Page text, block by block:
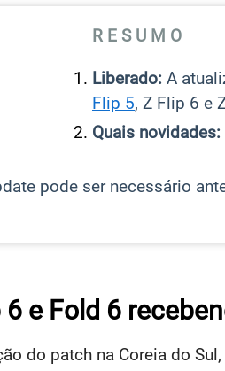
R E S U M O
Liberado: A
Flip 5, Z Flip 6 e
Quais novidades:
pode ser necessário
6 e Fold 6
do patch na Coreia do